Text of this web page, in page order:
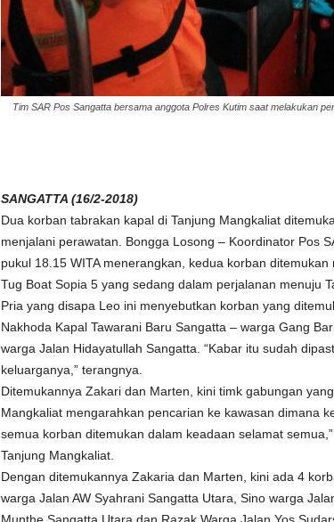
Tim SAR Pos Sangatta bersama anggota Polres Kutim saat melakukan
SANGATTA (16/2-2018)
Dua korban tabrakan kapal di Tanjung Mangkaliat
menjalani perawatan. Bongga Losong – Koordinator Pos
pukul 18.15 WITA menerangkan, kedua korban
Tug Boat Sopia 5 yang sedang dalam perjalanan menuju
Pria yang disapa Leo ini menyebutkan korban yang
Nakhoda Kapal Tawarani Baru Sangatta – warga Gang
warga Jalan Hidayatullah Sangatta. “Kabar itu sudah
keluarganya,” terangnya.
Ditemukannya Zakari dan Marten, kini timk gabungan
Mangkaliat mengarahkan pencarian ke kawasan dimana
semua korban ditemukan dalam keadaan selamat
Tanjung Mangkaliat.
Dengan ditemukannya Zakaria dan Marten, kini ada 4
warga Jalan AW Syahrani Sangatta Utara, Sino warga